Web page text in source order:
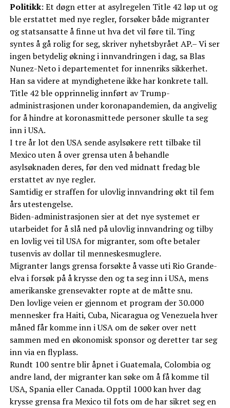
Politikk: Et døgn etter at asylregelen Title 42 løp ut og
ble erstattet med nye regler, forsøker både migranter
og statsansatte å finne ut hva det vil føre til. Ting
syntes å gå rolig for seg, skriver nyhetsbyrået AP.– Vi ser
ingen betydelig økning i innvandringen i dag, sa Blas
Nunez-Neto i departementet for innenriks sikkerhet.
Han sa videre at myndighetene ikke har konkrete tall.
Title 42 ble opprinnelig innført av Trump-
administrasjonen under koronapandemien, da angivelig
for å hindre at koronasmittede personer skulle ta seg
inn i USA.
I tre år lot den USA sende asylsøkere rett tilbake til
Mexico uten å over grensa uten å behandle
asylsøknaden deres, før den ved midnatt fredag ble
erstattet av nye regler.
Samtidig er straffen for ulovlig innvandring økt til fem
års utestengelse.
Biden-administrasjonen sier at det nye systemet er
utarbeidet for å slå ned på ulovlig innvandring og tilby
en lovlig vei til USA for migranter, som ofte betaler
tusenvis av dollar til menneskesmuglere.
Migranter langs grensa forsøkte å vasse uti Rio Grande-
elva i forsøk på å krysse den og ta seg inn i USA, mens
amerikanske grensevakter ropte at de måtte snu.
Den lovlige veien er gjennom et program der 30.000
mennesker fra Haiti, Cuba, Nicaragua og Venezuela hver
måned får komme inn i USA om de søker over nett
sammen med en økonomisk sponsor og deretter tar seg
inn via en flyplass.
Rundt 100 sentre blir åpnet i Guatemala, Colombia og
andre land, der migranter kan søke om å få komme til
USA, Spania eller Canada. Opptil 1000 kan hver dag
krysse grensa fra Mexico til fots om de har sikret seg en